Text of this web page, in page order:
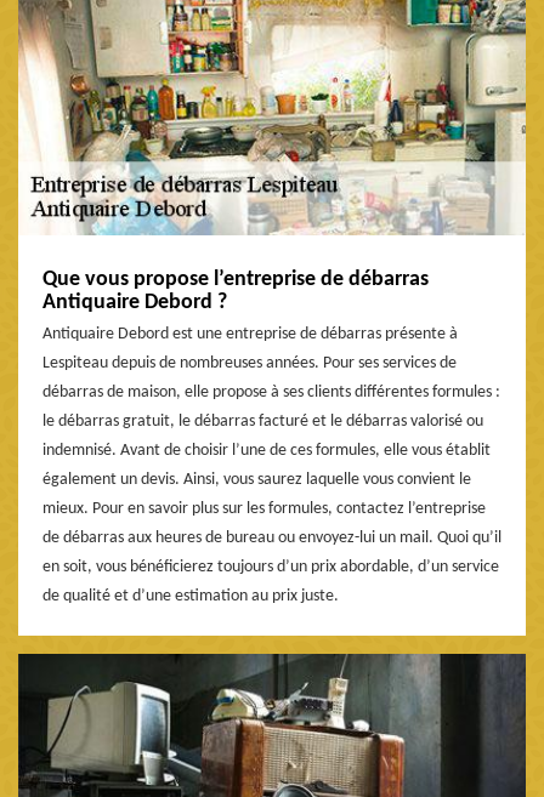
Que vous propose l’entreprise de débarras
Antiquaire Debord ?
Antiquaire Debord est une entreprise de débarras présente à
Lespiteau depuis de nombreuses années. Pour ses services de
débarras de maison, elle propose à ses clients différentes formules :
le débarras gratuit, le débarras facturé et le débarras valorisé ou
indemnisé. Avant de choisir l’une de ces formules, elle vous établit
également un devis. Ainsi, vous saurez laquelle vous convient le
mieux. Pour en savoir plus sur les formules, contactez l’entreprise
de débarras aux heures de bureau ou envoyez-lui un mail. Quoi qu’il
en soit, vous bénéficierez toujours d’un prix abordable, d’un service
de qualité et d’une estimation au prix juste.